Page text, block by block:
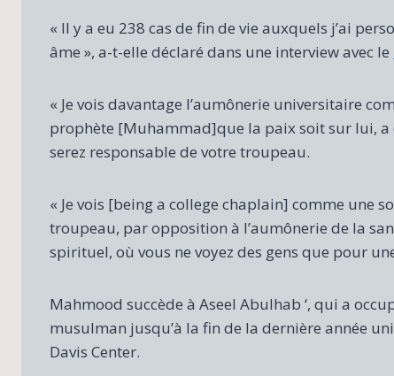
« Il y a eu 238 cas de fin de vie auxquels j’ai
âme », a-t-elle déclaré dans une interview avec le
« Je vois davantage l’aumônerie universitaire
prophète [Muhammad]que la paix soit sur lui, a
serez responsable de votre troupeau.
« Je vois [being a college chaplain] comme une
troupeau, par opposition à l’aumônerie de la
spirituel, où vous ne voyez des gens que pour
Mahmood succède à Aseel Abulhab ‘, qui a
musulman jusqu’à la fin de la dernière année
Davis Center.